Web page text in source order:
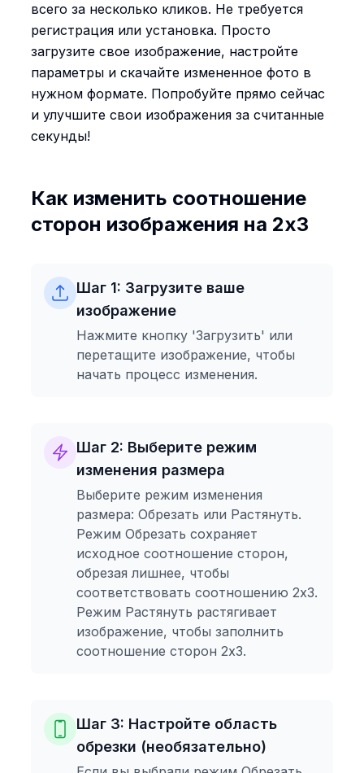
всего за несколько кликов. Не требуется
регистрация или установка. Просто
загрузите свое изображение, настройте
параметры и скачайте измененное фото в
нужном формате. Попробуйте прямо сейчас
и улучшите свои изображения за считанные
секунды!
Как изменить соотношение
сторон изображения на 2x3
Шаг 1: Загрузите ваше
изображение
Нажмите кнопку 'Загрузить' или
перетащите изображение, чтобы
начать процесс изменения.
Шаг 2: Выберите режим
изменения размера
Выберите режим изменения
размера: Обрезать или Растянуть.
Режим Обрезать сохраняет
исходное соотношение сторон,
обрезая лишнее, чтобы
соответствовать соотношению 2x3.
Режим Растянуть растягивает
изображение, чтобы заполнить
соотношение сторон 2x3.
Шаг 3: Настройте область
обрезки (необязательно)